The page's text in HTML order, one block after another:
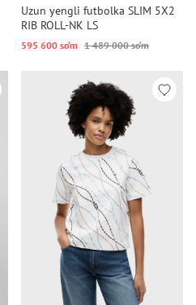
Uzun yengli futbolka SLIM 5X2
RIB ROLL-NK LS
595 600 so‘m 1 489 000 so‘m